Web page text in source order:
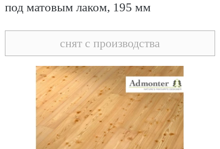
под матовым лаком, 195 мм
снят с производства